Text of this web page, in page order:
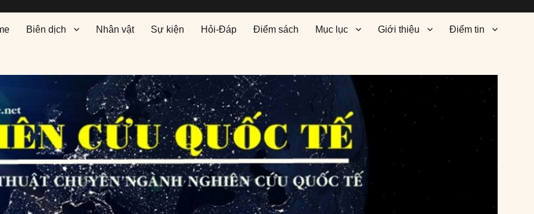
Biên dịch Nhân vật Sự kiện Hỏi-Đáp Điểm sách Mục lục Giới thiệu Điểm tin